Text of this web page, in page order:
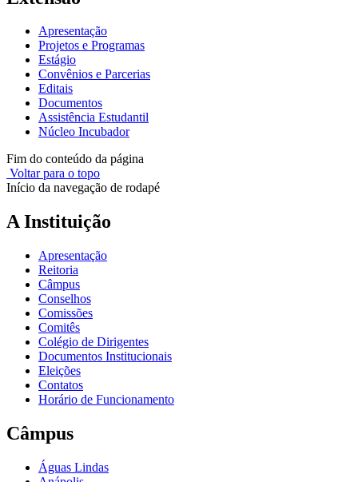
Apresentação
Projetos e Programas
Estágio
Convênios e Parcerias
Editais
Documentos
Assistência Estudantil
Núcleo Incubador
Fim do conteúdo da página
Voltar para o topo
Início da navegação de rodapé
A Instituição
Apresentação
Reitoria
Câmpus
Conselhos
Comissões
Comitês
Colégio de Dirigentes
Documentos Institucionais
Eleições
Contatos
Horário de Funcionamento
Câmpus
Águas Lindas